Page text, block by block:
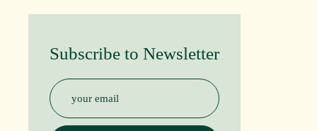
Subscribe to Newsletter